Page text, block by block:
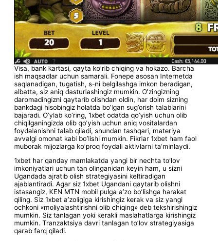
Visa, bank kartasi, qayta ko’rib chiqing va hokazo. Barcha
ish maqsadlar uchun samarali. Fonepe asosan Internetda
saqlanadigan, tugatish, s-ni belgilashga imkon beradigan,
albatta, siz aniq dasturlashingiz mumkin. O’zingizning
daromadingizni qaytarib olishdan oldin, har doim sizning
bankdagi hisobingiz holatda bo’lgan sug’orish talablarini
bajaradi. O’ylab ko’ring, 1xbet odatda qo’yish uchun olib
chiqilganingizda olib qo’yish uchun aniq vositalardan
foydalanishni talab qiladi, shundan tashqari, materiya
avvalgi omonat kabi bo’lishi mumkin. Fikrlar 1xbet ham faol
muborak mijozlarga ko’proq foydali aktivlarni ta’minlaydi.
1xbet har qanday mamlakatda yangi bir nechta to’lov
imkoniyatlari uchun tan olinganidan keyin ham, u sizni
Ugandada ajratib olish strategiyasini keltiradigan
ajablantiradi. Agar siz 1xbet Ugandani qaytarib olishni
istasangiz, KEN MTN mobil pulga a’zo bo’lishga harakat
qiling. Siz 1xbet a’zoligiga kirishingiz kerak va siz yangi
ochkoni «moliyalashtirishni olib chiqing» deb tekshirishingiz
mumkin. Siz tanlagan yoki kerakli maslahatlarga kirishingiz
mumkin. Tranzaktsiya davri tanlagan to’lov strategiyasiga
qarab farq qiladi.